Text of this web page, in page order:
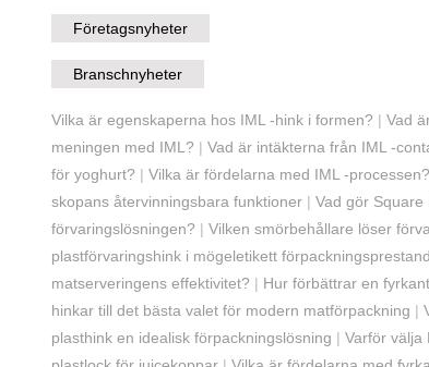
Företagsnyheter
Branschnyheter
Vilka är egenskaperna hos IML -hink i formen? | Vad
meningen med IML? | Vad är intäkterna från IML -
för yoghurt? | Vilka är fördelarna med IML -processen?
skopans återvinningsbara funktioner | Vad gör
förvaringslösningen? | Vilken smörbehållare löser
plastförvaringshink i mögeletikett
matserveringens effektivitet? | Hur förbättrar en
hinkar till det bästa valet för modern matförpackning |
plasthink en idealisk förpackningslösning | Varför välja